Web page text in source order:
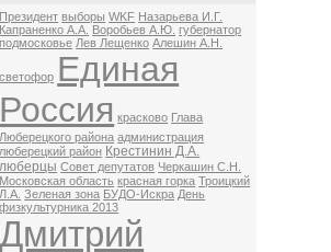
Президент выборы WKF Назарьева И.Г.
Капраненко А.А. Воробьев А.Ю. губернатор
подмосковье Лев Лещенко Алешин А.Н.
светофор Единая
Россия красково Глава
Люберецкого района администрация
люберецкий район Крестинин Д.А.
люберцы Совет депутатов Черкашин С.Н.
Московская область красная горка Троицкий
Л.А. Зеленая зона БУДО-Искра День
физкультурника 2013
Дмитрий